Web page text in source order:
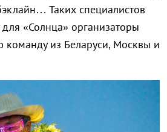
Таких специалистов
«Солнца» организаторы
команду из Беларуси, Москвы и